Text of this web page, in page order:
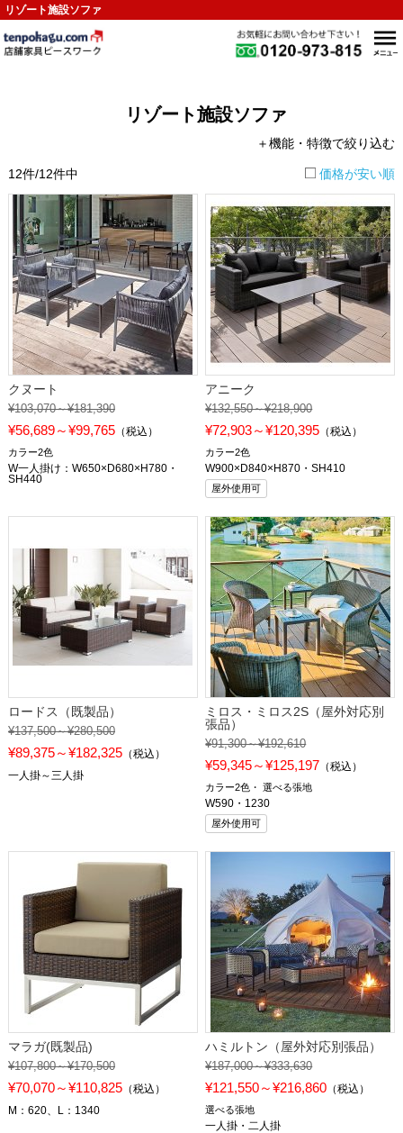
リゾート施設ソファ
リゾート施設ソファ
＋機能・特徴で絞り込む
12件/12件中 価格が安い順
クヌート
¥103,070～¥181,390
¥56,689～¥99,765（税込）
カラー2色
W一人掛け：W650×D680×H780・
SH440
アニーク
¥132,550～¥218,900
¥72,903～¥120,395 （税込）
カラー2色
W900×D840×H870・SH410
屋外使用可
ロードス（既製品）
¥137,500～¥280,500
¥89,375～¥182,325（税込）
一人掛～三人掛
ミロス・ミロス2S（屋外対応別
張品）
¥91,300～¥192,610
¥59,345～¥125,197 （税込）
カラー2色 選べる張地
W590・1230
屋外使用可
マラガ(既製品)
¥107,800～¥170,500
¥70,070～¥110,825（税込）
M：620、L：1340
ハミルトン（屋外対応別張品）
¥187,000～¥333,630
¥121,550～¥216,860 （税込）
選べる張地
一人掛・二人掛